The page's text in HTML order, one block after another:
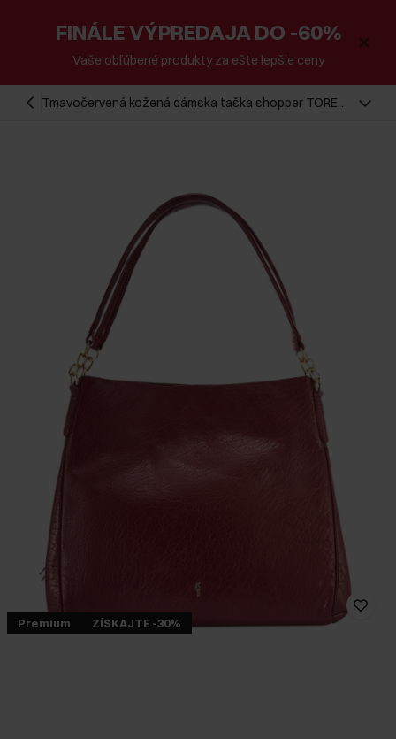
FINÁLE VÝPREDAJA DO -60%
Vaše obľúbené produkty za ešte lepšie ceny
Tmavočervená kožená dámska taška shopper TORES-
Premium ZÍSKAJTE -30%